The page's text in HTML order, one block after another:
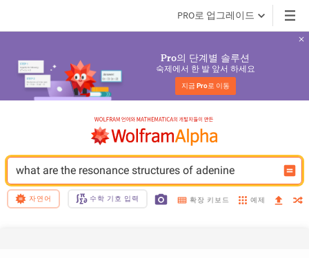
PRO로 업그레이드
Pro의 단계별 솔루션
숙제에서 한 발 앞서 하세요
지금 Pro로 이동
what are the resonance structures of adenine
자연어 수학 기호 입력 확장 키보드 예제